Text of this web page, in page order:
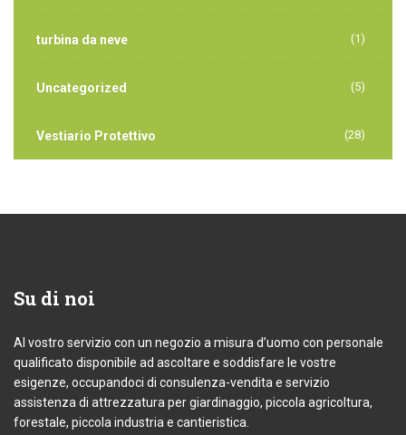
turbina da neve (1)
Uncategorized (5)
Vestiario Protettivo (28)
Su di noi
Al vostro servizio con un negozio a misura d’uomo con personale
qualificato disponibile ad ascoltare e soddisfare le vostre
esigenze, occupandoci di consulenza-vendita e servizio
assistenza di attrezzatura per giardinaggio, piccola agricoltura,
forestale, piccola industria e cantieristica.